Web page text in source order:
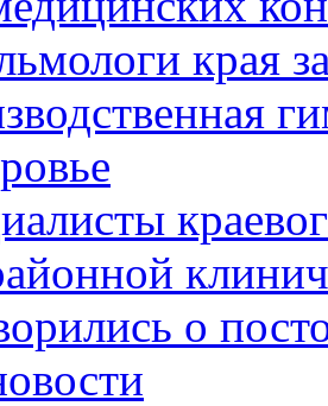
края
о